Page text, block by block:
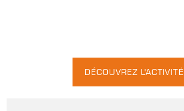
DÉCOUVREZ L'ACTIVITÉ